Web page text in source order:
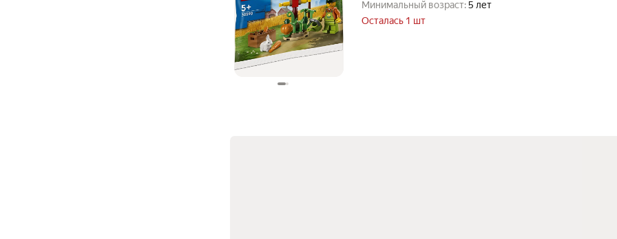
Минимальный возраст:5 лет
Осталась 1 шт